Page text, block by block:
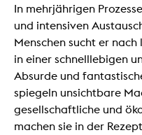
In mehrjährigen
und intensiven
Menschen sucht er
in einer schnelllebigen
Absurde und
spiegeln unsichtbare
gesellschaftliche und
machen sie in der